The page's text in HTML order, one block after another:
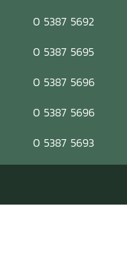
0 5387 5692
0 5387 5695
0 5387 5696
0 5387 5696
0 5387 5693